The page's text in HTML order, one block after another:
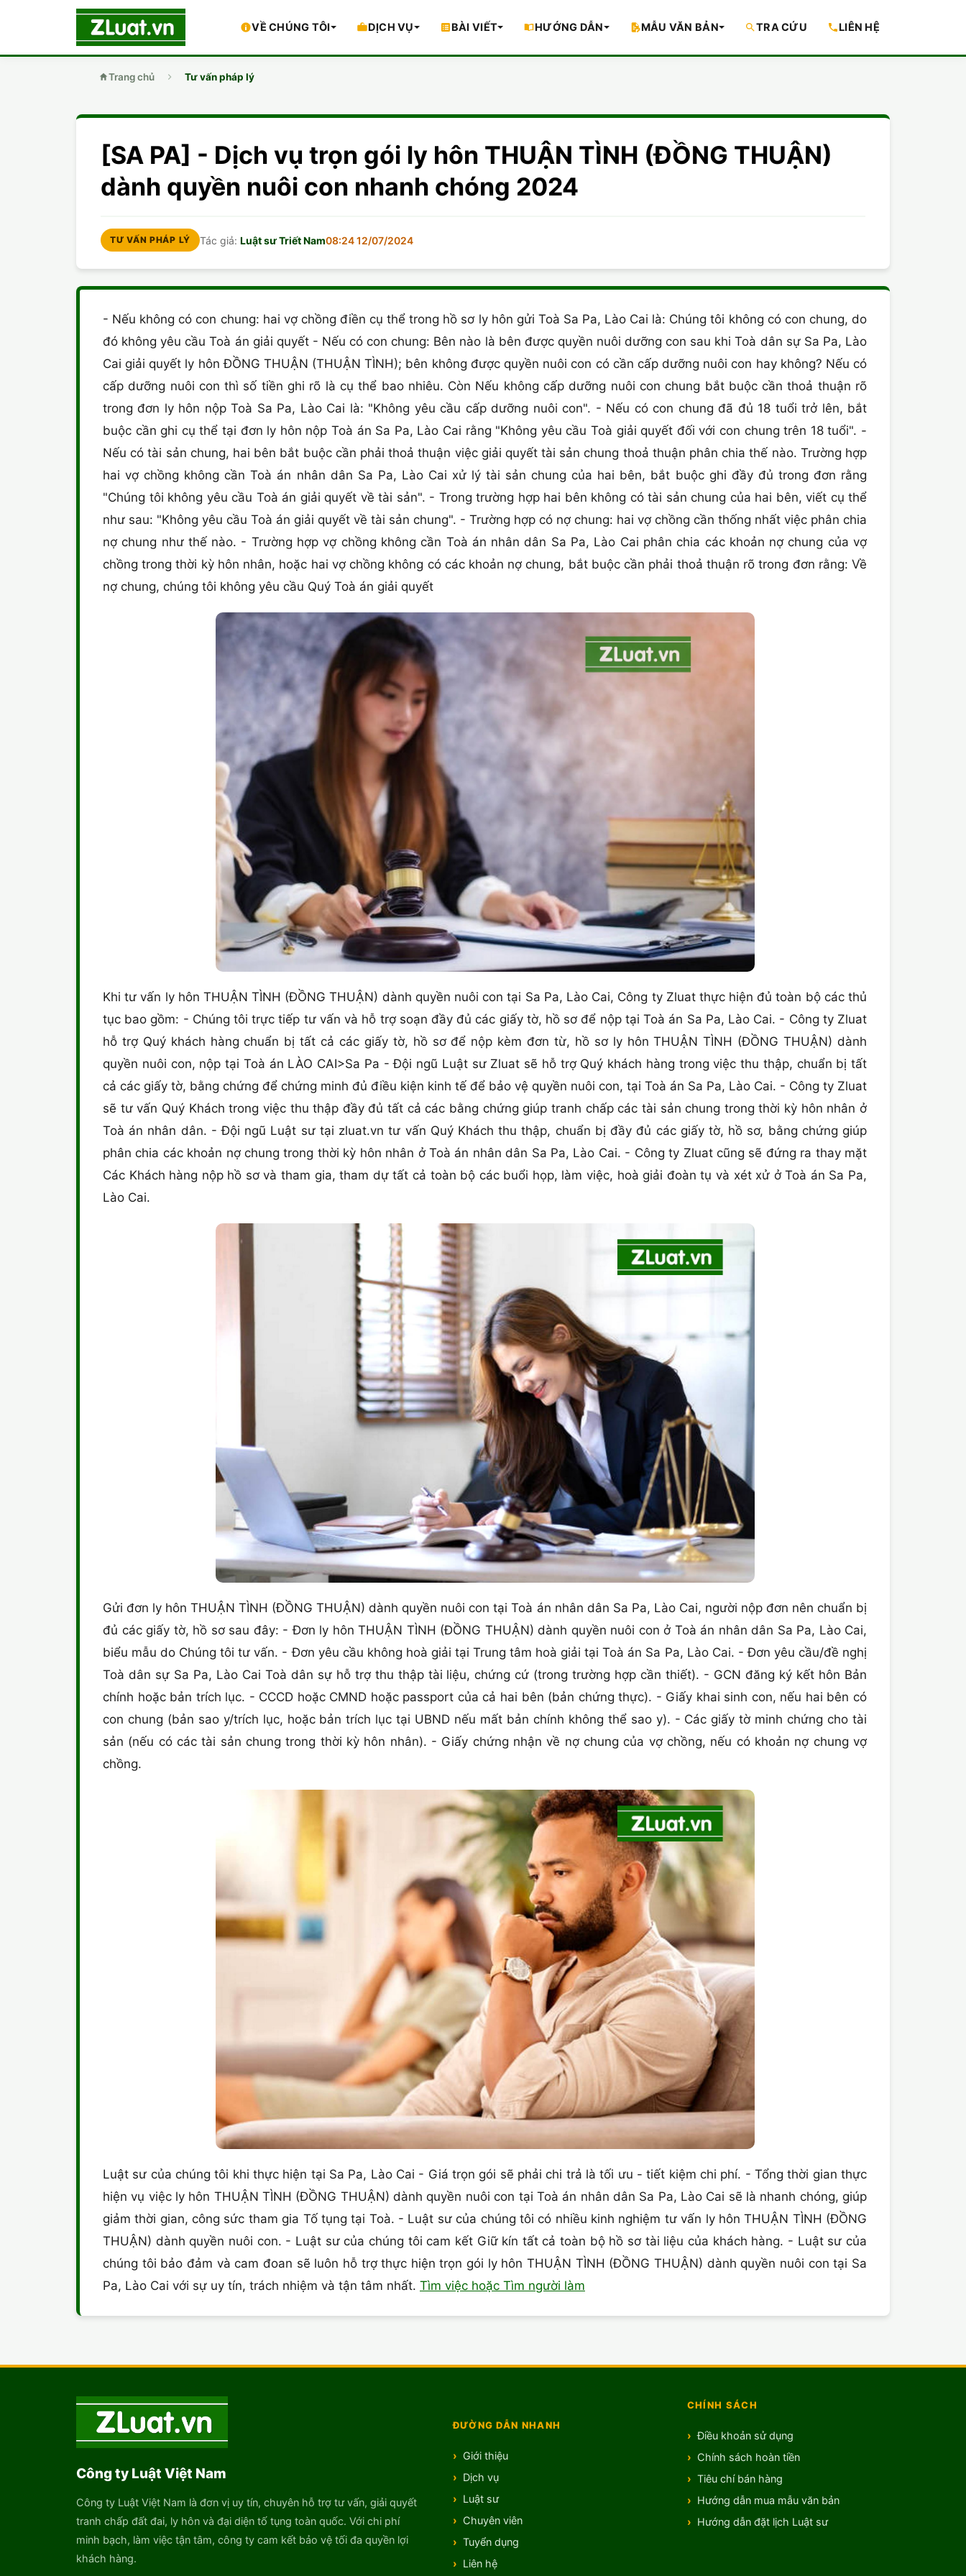
VỀ CHÚNG TÔI DỊCH VỤ BÀI VIẾT HƯỚNG DẪN MẪU VĂN BẢN TRA CỨU LIÊN HỆ
Trang chủ Tư vấn pháp lý
[SA PA] - Dịch vụ trọn gói ly hôn THUẬN TÌNH (ĐỒNG THUẬN)
dành quyền nuôi con nhanh chóng 2024
TƯ VẤN PHÁP LÝ Tác giả:Luật sư Triết Nam08:24 12/07/2024
- Nếu không có con chung: hai vợ chồng điền cụ thể trong hồ sơ ly hôn gửi Toà Sa Pa, Lào Cai là: Chúng tôi không có con chung, do
đó không yêu cầu Toà án giải quyết - Nếu có con chung: Bên nào là bên được quyền nuôi dưỡng con sau khi Toà dân sự Sa Pa, Lào
Cai giải quyết ly hôn ĐỒNG THUẬN (THUẬN TÌNH); bên không được quyền nuôi con có cần cấp dưỡng nuôi con hay không? Nếu có
cấp dưỡng nuôi con thì số tiền ghi rõ là cụ thể bao nhiêu. Còn Nếu không cấp dưỡng nuôi con chung bắt buộc cần thoả thuận rõ
trong đơn ly hôn nộp Toà Sa Pa, Lào Cai là: "Không yêu cầu cấp dưỡng nuôi con". - Nếu có con chung đã đủ 18 tuổi trở lên, bắt
buộc cần ghi cụ thể tại đơn ly hôn nộp Toà án Sa Pa, Lào Cai rằng "Không yêu cầu Toà giải quyết đối với con chung trên 18 tuổi". -
Nếu có tài sản chung, hai bên bắt buộc cần phải thoả thuận việc giải quyết tài sản chung thoả thuận phân chia thế nào. Trường hợp
hai vợ chồng không cần Toà án nhân dân Sa Pa, Lào Cai xử lý tài sản chung của hai bên, bắt buộc ghi đầy đủ trong đơn rằng
"Chúng tôi không yêu cầu Toà án giải quyết về tài sản". - Trong trường hợp hai bên không có tài sản chung của hai bên, viết cụ thể
như sau: "Không yêu cầu Toà án giải quyết về tài sản chung". - Trường hợp có nợ chung: hai vợ chồng cần thống nhất việc phân chia
nợ chung như thế nào. - Trường hợp vợ chồng không cần Toà án nhân dân Sa Pa, Lào Cai phân chia các khoản nợ chung của vợ
chồng trong thời kỳ hôn nhân, hoặc hai vợ chồng không có các khoản nợ chung, bắt buộc cần phải thoả thuận rõ trong đơn rằng: Về
nợ chung, chúng tôi không yêu cầu Quý Toà án giải quyết
Khi tư vấn ly hôn THUẬN TÌNH (ĐỒNG THUẬN) dành quyền nuôi con tại Sa Pa, Lào Cai, Công ty Zluat thực hiện đủ toàn bộ các thủ
tục bao gồm: - Chúng tôi trực tiếp tư vấn và hỗ trợ soạn đầy đủ các giấy tờ, hồ sơ để nộp tại Toà án Sa Pa, Lào Cai. - Công ty Zluat
hỗ trợ Quý khách hàng chuẩn bị tất cả các giấy tờ, hồ sơ để nộp kèm đơn từ, hồ sơ ly hôn THUẬN TÌNH (ĐỒNG THUẬN) dành
quyền nuôi con, nộp tại Toà án LÀO CAI>Sa Pa - Đội ngũ Luật sư Zluat sẽ hỗ trợ Quý khách hàng trong việc thu thập, chuẩn bị tất
cả các giấy tờ, bằng chứng để chứng minh đủ điều kiện kinh tế để bảo vệ quyền nuôi con, tại Toà án Sa Pa, Lào Cai. - Công ty Zluat
sẽ tư vấn Quý Khách trong việc thu thập đầy đủ tất cả các bằng chứng giúp tranh chấp các tài sản chung trong thời kỳ hôn nhân ở
Toà án nhân dân. - Đội ngũ Luật sư tại zluat.vn tư vấn Quý Khách thu thập, chuẩn bị đầy đủ các giấy tờ, hồ sơ, bằng chứng giúp
phân chia các khoản nợ chung trong thời kỳ hôn nhân ở Toà án nhân dân Sa Pa, Lào Cai. - Công ty Zluat cũng sẽ đứng ra thay mặt
Các Khách hàng nộp hồ sơ và tham gia, tham dự tất cả toàn bộ các buổi họp, làm việc, hoà giải đoàn tụ và xét xử ở Toà án Sa Pa,
Lào Cai.
Gửi đơn ly hôn THUẬN TÌNH (ĐỒNG THUẬN) dành quyền nuôi con tại Toà án nhân dân Sa Pa, Lào Cai, người nộp đơn nên chuẩn bị
đủ các giấy tờ, hồ sơ sau đây: - Đơn ly hôn THUẬN TÌNH (ĐỒNG THUẬN) dành quyền nuôi con ở Toà án nhân dân Sa Pa, Lào Cai,
biểu mẫu do Chúng tôi tư vấn. - Đơn yêu cầu không hoà giải tại Trung tâm hoà giải tại Toà án Sa Pa, Lào Cai. - Đơn yêu cầu/đề nghị
Toà dân sự Sa Pa, Lào Cai Toà dân sự hỗ trợ thu thập tài liệu, chứng cứ (trong trường hợp cần thiết). - GCN đăng ký kết hôn Bản
chính hoặc bản trích lục. - CCCD hoặc CMND hoặc passport của cả hai bên (bản chứng thực). - Giấy khai sinh con, nếu hai bên có
con chung (bản sao y/trích lục, hoặc bản trích lục tại UBND nếu mất bản chính không thể sao y). - Các giấy tờ minh chứng cho tài
sản (nếu có các tài sản chung trong thời kỳ hôn nhân). - Giấy chứng nhận về nợ chung của vợ chồng, nếu có khoản nợ chung vợ
chồng.
Luật sư của chúng tôi khi thực hiện tại Sa Pa, Lào Cai - Giá trọn gói sẽ phải chi trả là tối ưu - tiết kiệm chi phí. - Tổng thời gian thực
hiện vụ việc ly hôn THUẬN TÌNH (ĐỒNG THUẬN) dành quyền nuôi con tại Toà án nhân dân Sa Pa, Lào Cai sẽ là nhanh chóng, giúp
giảm thời gian, công sức tham gia Tố tụng tại Toà. - Luật sư của chúng tôi có nhiều kinh nghiệm tư vấn ly hôn THUẬN TÌNH (ĐỒNG
THUẬN) dành quyền nuôi con. - Luật sư của chúng tôi cam kết Giữ kín tất cả toàn bộ hồ sơ tài liệu của khách hàng. - Luật sư của
chúng tôi bảo đảm và cam đoan sẽ luôn hỗ trợ thực hiện trọn gói ly hôn THUẬN TÌNH (ĐỒNG THUẬN) dành quyền nuôi con tại Sa
Pa, Lào Cai với sự uy tín, trách nhiệm và tận tâm nhất. Tìm việc hoặc Tìm người làm
Công ty Luật Việt Nam
Công ty Luật Việt Nam là đơn vị uy tín, chuyên hỗ trợ tư vấn, giải quyết
tranh chấp đất đai, ly hôn và đại diện tố tụng toàn quốc. Với chi phí
minh bạch, làm việc tận tâm, công ty cam kết bảo vệ tối đa quyền lợi
khách hàng.
ĐƯỜNG DẪN NHANH
Giới thiệu
Dịch vụ
Luật sư
Chuyên viên
Tuyển dụng
Liên hệ
CHÍNH SÁCH
Điều khoản sử dụng
Chính sách hoàn tiền
Tiêu chí bán hàng
Hướng dẫn mua mẫu văn bản
Hướng dẫn đặt lịch Luật sư